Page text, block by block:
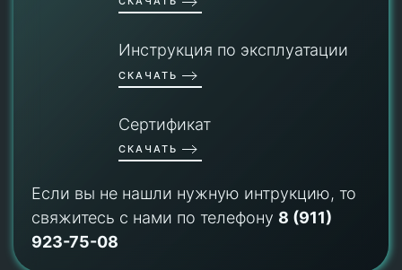
Инструкция по эксплуатации
СКАЧАТЬ
Сертификат
СКАЧАТЬ
Если вы не нашли нужную интрукцию, то
свяжитесь с нами по телефону 8 (911)
923-75-08